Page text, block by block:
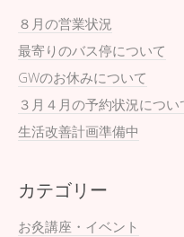
８月の営業状況
最寄りのバス停について
GWのお休みについて
３月４月の予約状況につい
生活改善計画準備中
カテゴリー
お灸講座・イベント